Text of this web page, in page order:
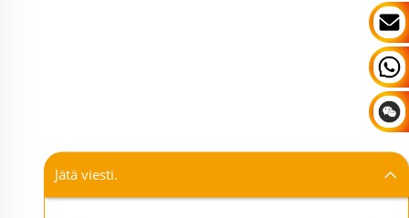
Jätä viesti.